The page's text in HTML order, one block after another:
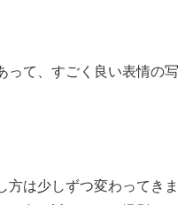
って、すごく良い表情の写
方は少しずつ変わってきま